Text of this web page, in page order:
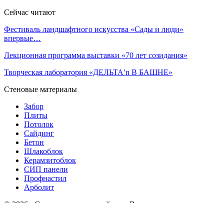
Сейчас читают
Фестиваль ландшафтного искусства «Сады и люди»
впервые…
Лекционная программа выставки «70 лет созидания»
Творческая лаборатория «ДЕЛЬТА’n В БАШНЕ»
Стеновые материалы
Забор
Плиты
Потолок
Сайдинг
Бетон
Шлакоблок
Керамзитоблок
СИП панели
Профнастил
Арболит